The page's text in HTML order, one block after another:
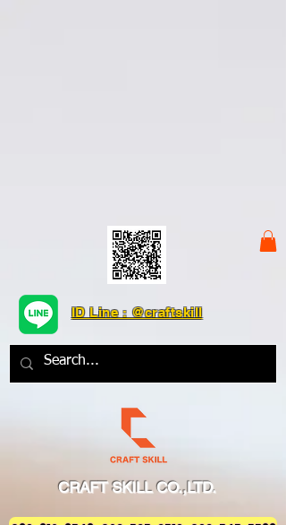
CRAFT SKILL CO.,LTD.
ID Line : @craftskill